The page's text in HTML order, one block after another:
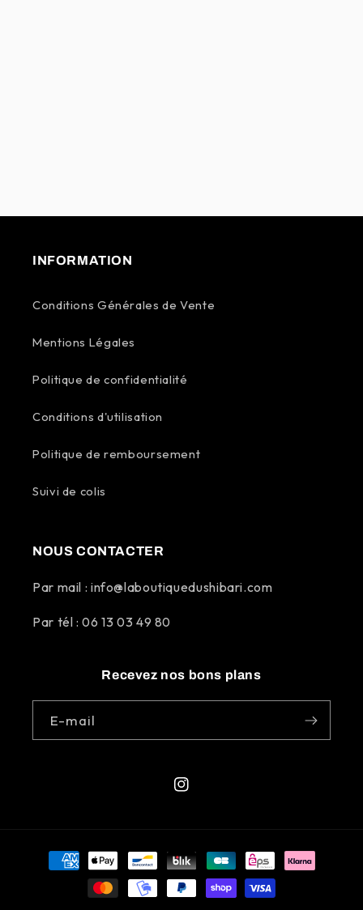
INFORMATION
Conditions Générales de Vente
Mentions Légales
Politique de confidentialité
Conditions d'utilisation
Politique de remboursement
Suivi de colis
NOUS CONTACTER
Par mail : info@laboutiquedushibari.com
Par tél : 06 13 03 49 80
Recevez nos bons plans
E-mail
Instagram
Moyens